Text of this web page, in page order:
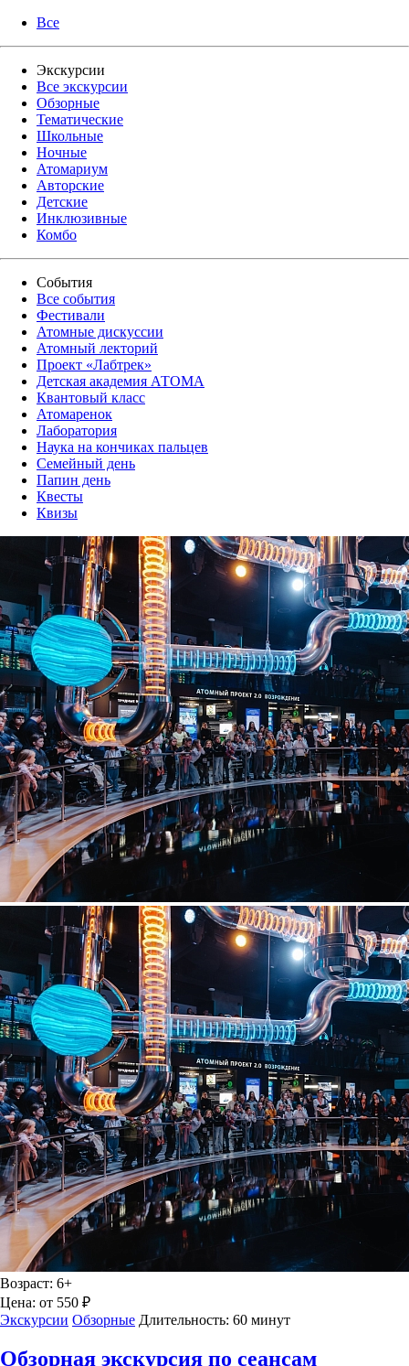
Все
Экскурсии
Все экскурсии
Обзорные
Тематические
Школьные
Ночные
Атомариум
Авторские
Детские
Инклюзивные
Комбо
События
Все события
Фестивали
Атомные дискуссии
Атомный лекторий
Проект «Лабтрек»
Детская академия АТОМА
Квантовый класс
Атомаренок
Лаборатория
Наука на кончиках пальцев
Семейный день
Папин день
Квесты
Квизы
Возраст: 6+
Цена: от 550 ₽
Экскурсии Обзорные Длительность: 60 минут
Обзорная экскурсия по сеансам